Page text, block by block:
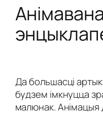
Да большасці
будзем імкнуцца
малюнак. Анімацыя